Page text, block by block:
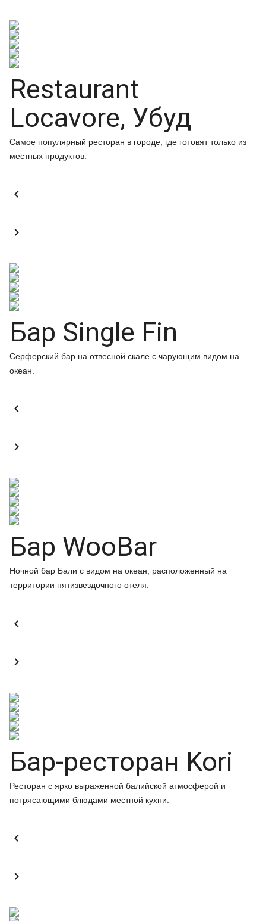
Restaurant
Locavore, Убуд
Самое популярный ресторан в городе, где готовят только из
местных продуктов.


Бар Single Fin
Серферский бар на отвесной скале с чарующим видом на
океан.


Бар WooBar
Ночной бар Бали с видом на океан, расположенный на
территории пятизвездочного отеля.


Бар-ресторан Kori
Ресторан с ярко выраженной балийской атмосферой и
потрясающими блюдами местной кухни.

